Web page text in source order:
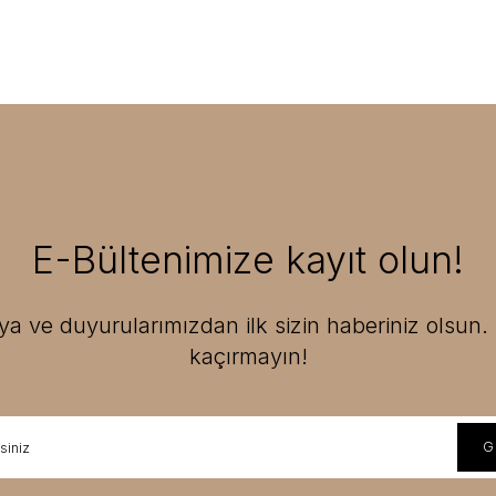
E-Bültenimize kayıt olun!
ve duyurularımızdan ilk sizin haberiniz olsun.
kaçırmayın!